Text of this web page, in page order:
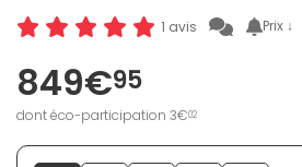
1 avis Prix ↓
849€95
dont éco-participation 3€02